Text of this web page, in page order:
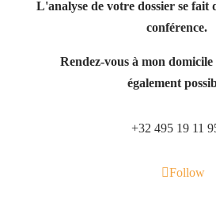
L'analyse de votre dossier se fait
conférence.
Rendez-vous à mon domicile
également
+32 495 19 11
Follow